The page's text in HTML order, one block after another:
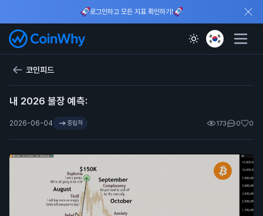
로그인하고 모든 지표 확인하기!
코인피드
내 2026 불장 예측:
2026-06-04 중립적 173 0 0